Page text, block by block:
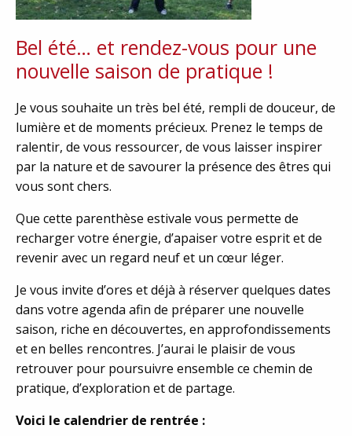
Bel été… et rendez-vous pour une
nouvelle saison de pratique !
Je vous souhaite un très bel été, rempli de douceur, de
lumière et de moments précieux. Prenez le temps de
ralentir, de vous ressourcer, de vous laisser inspirer
par la nature et de savourer la présence des êtres qui
vous sont chers.
Que cette parenthèse estivale vous permette de
recharger votre énergie, d’apaiser votre esprit et de
revenir avec un regard neuf et un cœur léger.
Je vous invite d’ores et déjà à réserver quelques dates
dans votre agenda afin de préparer une nouvelle
saison, riche en découvertes, en approfondissements
et en belles rencontres. J’aurai le plaisir de vous
retrouver pour poursuivre ensemble ce chemin de
pratique, d’exploration et de partage.
Voici le calendrier de rentrée :